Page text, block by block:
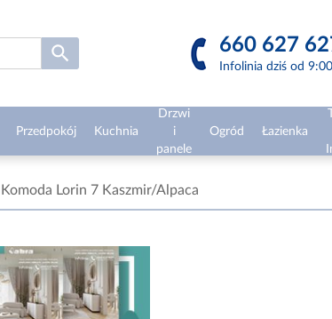
660 627
Infolinia dziś od
Przedpokój Kuchnia
Drzwi
i
panele
Ogród Łazienka
Komoda Lorin 7 Kaszmir/Alpaca